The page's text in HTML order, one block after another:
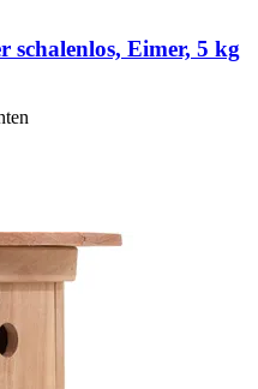
schalenlos, Eimer, 5 kg